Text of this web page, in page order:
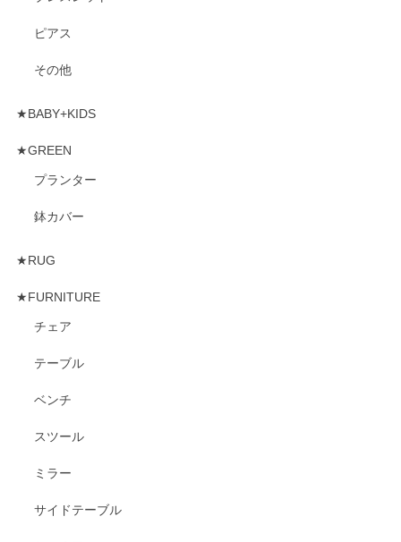
ピアス
その他
★BABY+KIDS
★GREEN
プランター
鉢カバー
★RUG
★FURNITURE
チェア
テーブル
ベンチ
スツール
ミラー
サイドテーブル